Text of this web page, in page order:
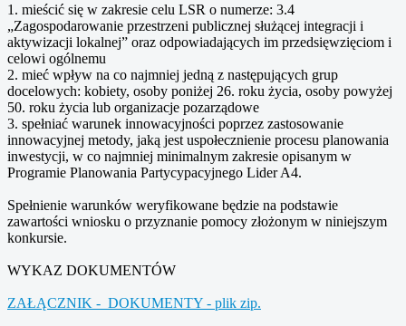
1. mieścić się w zakresie celu LSR o numerze: 3.4
„Zagospodarowanie przestrzeni publicznej służącej integracji i
aktywizacji lokalnej” oraz odpowiadających im przedsięwzięciom i
celowi ogólnemu
2. mieć wpływ na co najmniej jedną z następujących grup
docelowych: kobiety, osoby poniżej 26. roku życia, osoby powyżej
50. roku życia lub organizacje pozarządowe
3. spełniać warunek innowacyjności poprzez zastosowanie
innowacyjnej metody, jaką jest uspołecznienie procesu planowania
inwestycji, w co najmniej minimalnym zakresie opisanym w
Programie Planowania Partycypacyjnego Lider A4.
Spełnienie warunków weryfikowane będzie na podstawie
zawartości wniosku o przyznanie pomocy złożonym w niniejszym
konkursie.
WYKAZ DOKUMENTÓW
ZAŁĄCZNIK - DOKUMENTY - plik zip.